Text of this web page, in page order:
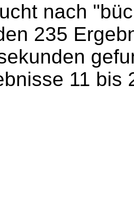
nach
235
11 bis